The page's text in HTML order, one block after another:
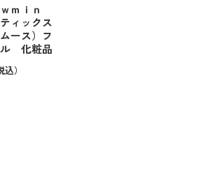
ｍｉｎ
ィックス
ース）フ
ル 化粧品
込）